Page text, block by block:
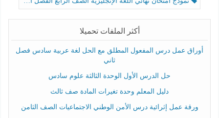
أكثر الملفات تحميلا
أوراق عمل درس المفعول المطلق مع الحل لغة عربية سادس فصل
ثاني
حل الدرس الأول الوحدة الثالثة علوم سادس
دليل المعلم وحدة تغيرات المادة صف ثالث
ورقة عمل إثرائية درس الأمن الوطني الاجتماعيات الصف الثامن